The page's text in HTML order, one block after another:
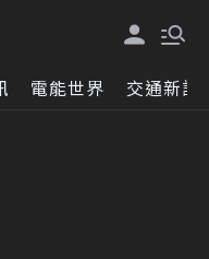
電能世界 交通新訊